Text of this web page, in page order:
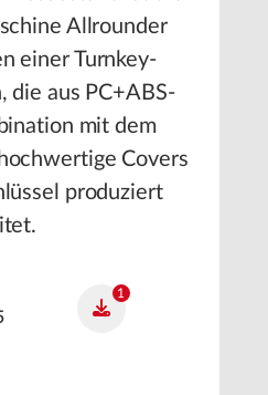
Allrounder
einer Turnkey-
die aus PC+ABS-
mit dem
Covers
produziert
1